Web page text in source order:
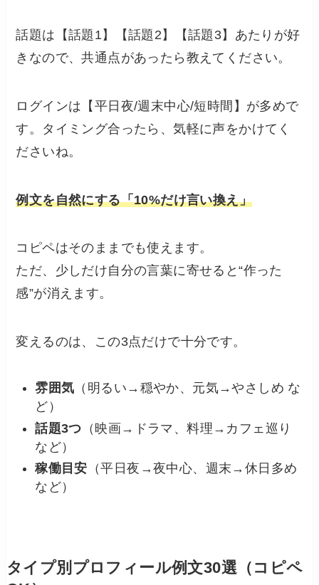
話題は【話題1】【話題2】【話題3】あたりが好
きなので、共通点があったら教えてください。
ログインは【平日夜/週末中心/短時間】が多めで
す。タイミング合ったら、気軽に声をかけてく
ださいね。
例文を自然にする「10%だけ言い換え」
コピペはそのままでも使えます。
ただ、少しだけ自分の言葉に寄せると“作った
感”が消えます。
変えるのは、この3点だけで十分です。
雰囲気 （明るい→穏やか、元気→やさしめ な
ど）
話題3つ （映画→ドラマ、料理→カフェ巡り
など）
稼働目安 （平日夜→夜中心、週末→休日多め
など）
タイプ別プロフィール例文30選（コピペ